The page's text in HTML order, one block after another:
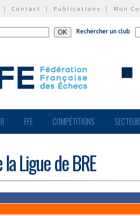
| Contact | Publications | Mon
Rechercher un club
FFE COMPÉTITIONS
Ligue de BRE